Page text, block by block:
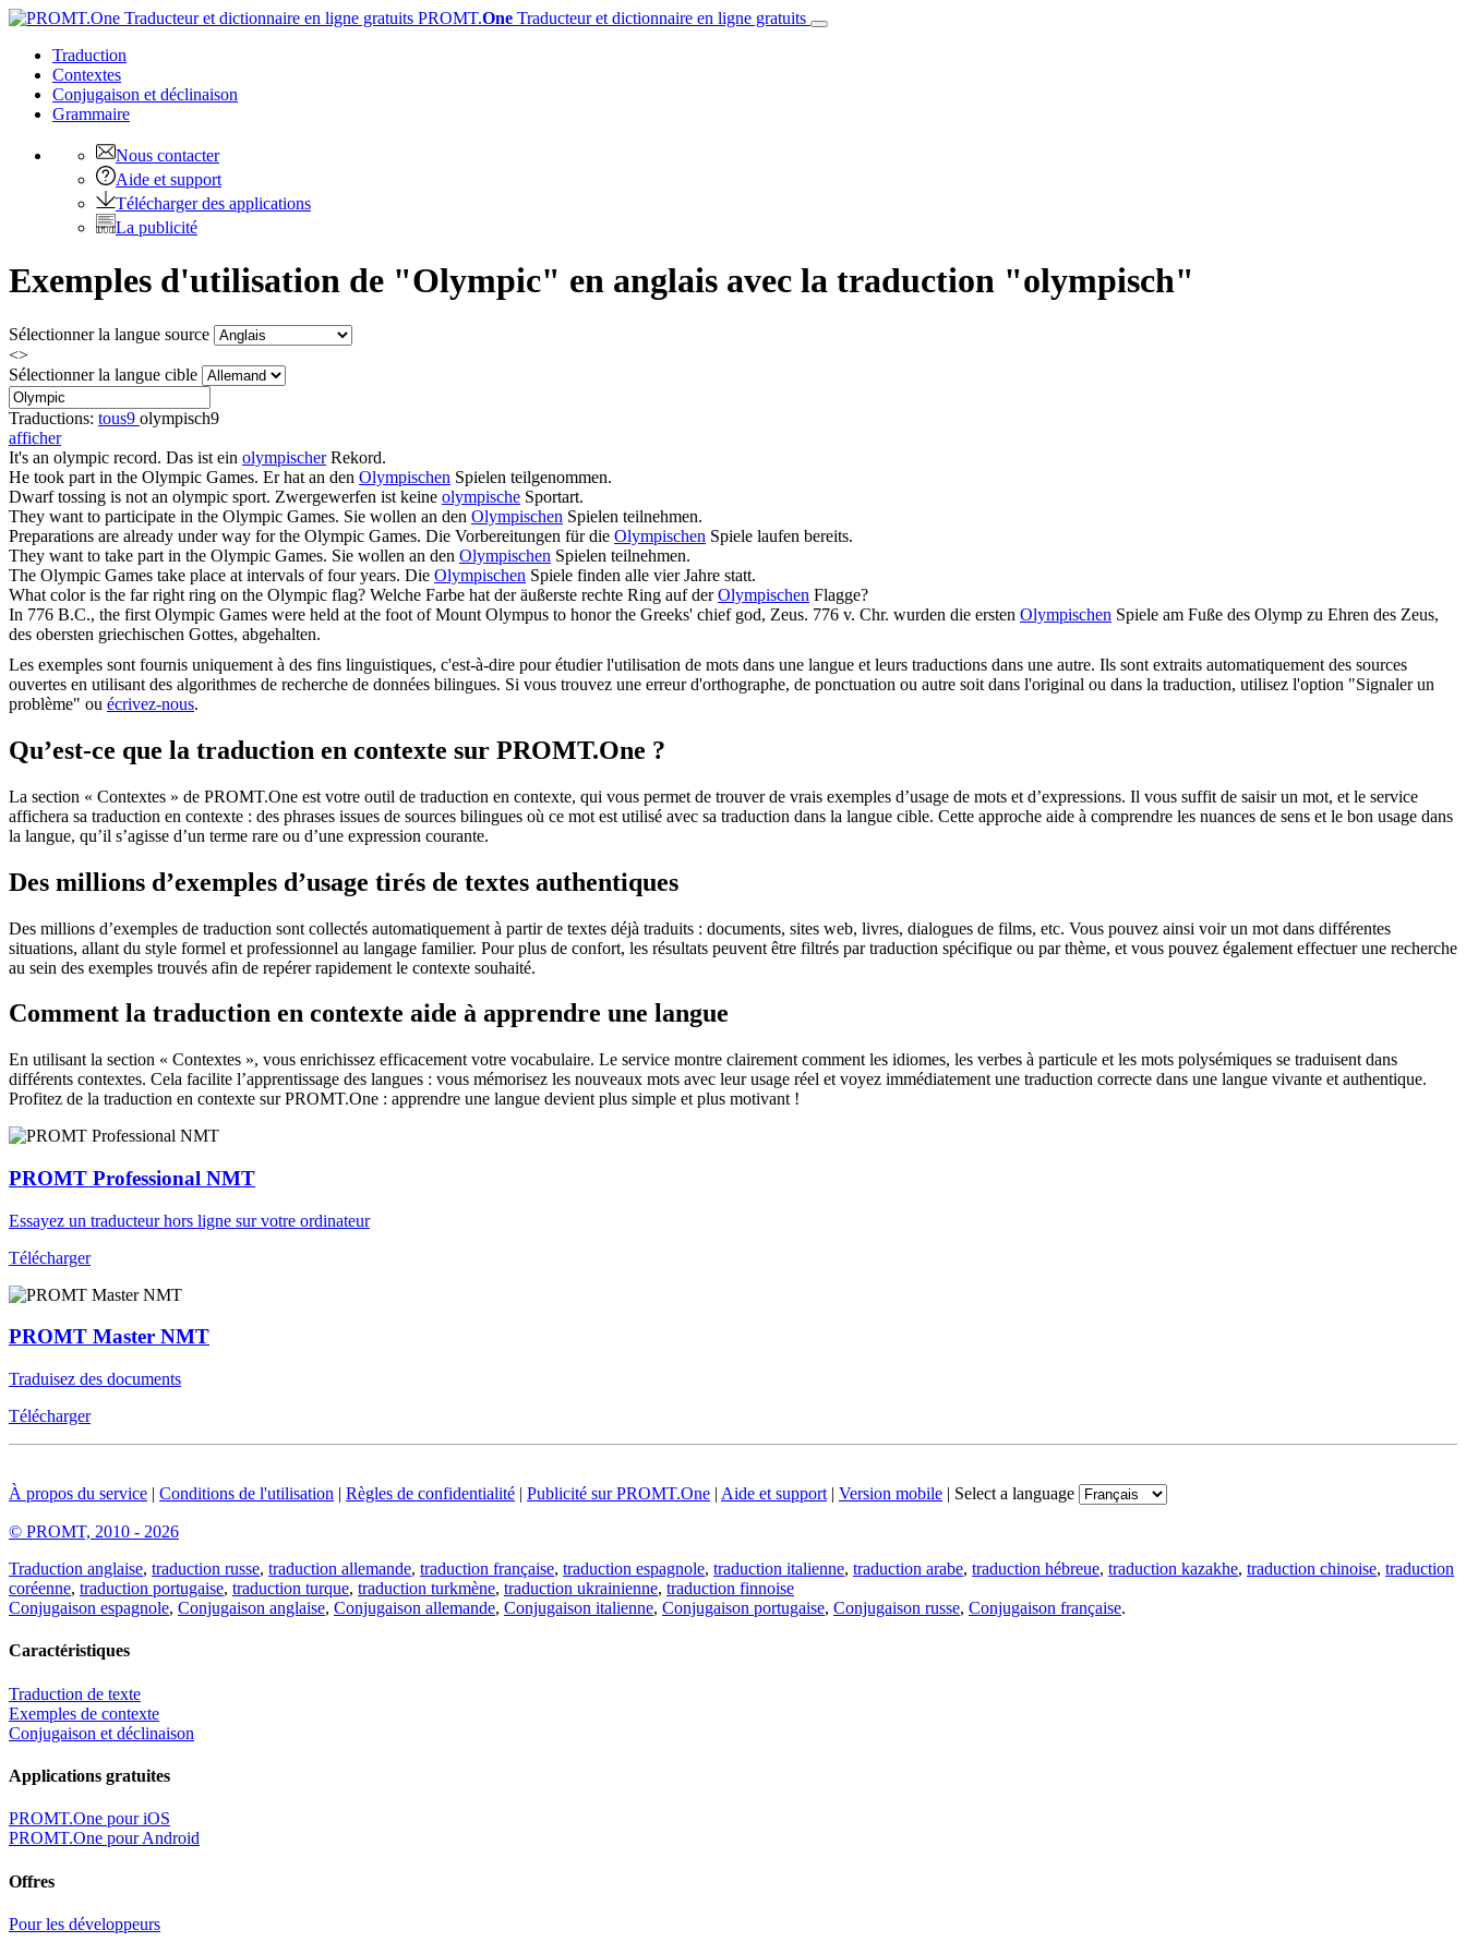
PROMT.One Traducteur et dictionnaire en ligne gratuits
Traduction
Contextes
Conjugaison et déclinaison
Grammaire
Nous contacter
Aide et support
Télécharger des applications
La publicité
Exemples d'utilisation de "Olympic" en anglais avec la traduction "olympisch"
Sélectionner la langue source
<>
Sélectionner la langue cible
Traductions: tous9 olympisch9
afficher
It's an olympic record. Das ist ein olympischerRekord.
He took part in the Olympic Games. Er hat an den Olympischen Spielen teilgenommen.
Dwarf tossing is not an olympic sport. Zwergewerfen ist keine olympische Sportart.
They want to participate in the Olympic Games. Sie wollen an den Olympischen Spielen teilnehmen.
Preparations are already under way for the Olympic Games. Die Vorbereitungen für die Olympischen Spiele laufen bereits.
They want to take part in the Olympic Games. Sie wollen an den Olympischen Spielen teilnehmen.
The Olympic Games take place at intervals of four years. Die Olympischen Spiele finden alle vier Jahre statt.
What color is the far right ring on the Olympic flag? Welche Farbe hat der äußerste rechte Ring auf derOlympischen Flagge?
In 776 B.C., the first Olympic Games were held at the foot of Mount Olympus to honor the Greeks' chief god, Zeus. 776 v. Chr. wurden die ersten Olympischen Spiele am Fuße des Olymp zu Ehren des Zeus,
des obersten griechischen Gottes, abgehalten.
Les exemples sont fournis uniquement à des fins linguistiques, c'est-à-dire pour étudier l'utilisation de mots dans une langue et leurs traductions dans une autre. Ils sont extraits automatiquement des sources
ouvertes en utilisant des algorithmes de recherche de données bilingues. Si vous trouvez une erreur d'orthographe, de ponctuation ou autre soit dans l'original ou dans la traduction, utilisez l'option "Signaler un
problème" ou écrivez-nous.
Qu’est-ce que la traduction en contexte sur PROMT.One ?
La section « Contextes » de PROMT.One est votre outil de traduction en contexte, qui vous permet de trouver de vrais exemples d’usage de mots et d’expressions. Il vous suffit de saisir un mot, et le service
affichera sa traduction en contexte : des phrases issues de sources bilingues où ce mot est utilisé avec sa traduction dans la langue cible. Cette approche aide à comprendre les nuances de sens et le bon usage dans
la langue, qu’il s’agisse d’un terme rare ou d’une expression courante.
Des millions d’exemples d’usage tirés de textes authentiques
Des millions d’exemples de traduction sont collectés automatiquement à partir de textes déjà traduits : documents, sites web, livres, dialogues de films, etc. Vous pouvez ainsi voir un mot dans différentes
situations, allant du style formel et professionnel au langage familier. Pour plus de confort, les résultats peuvent être filtrés par traduction spécifique ou par thème, et vous pouvez également effectuer une recherche
au sein des exemples trouvés afin de repérer rapidement le contexte souhaité.
Comment la traduction en contexte aide à apprendre une langue
En utilisant la section « Contextes », vous enrichissez efficacement votre vocabulaire. Le service montre clairement comment les idiomes, les verbes à particule et les mots polysémiques se traduisent dans
différents contextes. Cela facilite l’apprentissage des langues : vous mémorisez les nouveaux mots avec leur usage réel et voyez immédiatement une traduction correcte dans une langue vivante et authentique.
Profitez de la traduction en contexte sur PROMT.One : apprendre une langue devient plus simple et plus motivant !
PROMT Professional NMT
Essayez un traducteur hors ligne sur votre ordinateur
Télécharger
PROMT Master NMT
Traduisez des documents
Télécharger
À propos du service | Conditions de l'utilisation | Règles de confidentialité | Publicité sur PROMT.One | Aide et support | Version mobile | Select a language
© PROMT, 2010 - 2026
Traduction anglaise, traduction russe, traduction allemande, traduction française, traduction espagnole, traduction italienne, traduction arabe, traduction hébreue, traduction kazakhe, traduction chinoise, traduction
coréenne, traduction portugaise, traduction turque, traduction turkmène, traduction ukrainienne, traduction finnoise
Conjugaison espagnole, Conjugaison anglaise, Conjugaison allemande, Conjugaison italienne, Conjugaison portugaise, Conjugaison russe, Conjugaison française.
Caractéristiques
Traduction de texte
Exemples de contexte
Conjugaison et déclinaison
Applications gratuites
PROMT.One pour iOS
PROMT.One pour Android
Offres
Pour les développeurs